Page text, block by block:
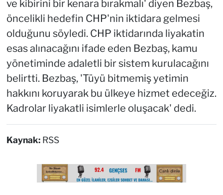
ve kibirini bir kenara bırakmalı' diyen Bezbaş,
öncelikli hedefin CHP'nin iktidara gelmesi
olduğunu söyledi. CHP iktidarında liyakatin
esas alınacağını ifade eden Bezbaş, kamu
yönetiminde adaletli bir sistem kurulacağını
belirtti. Bezbaş, 'Tüyü bitmemiş yetimin
hakkını koruyarak bu ülkeye hizmet edeceğiz.
Kadrolar liyakatli isimlerle oluşacak' dedi.
Kaynak: RSS